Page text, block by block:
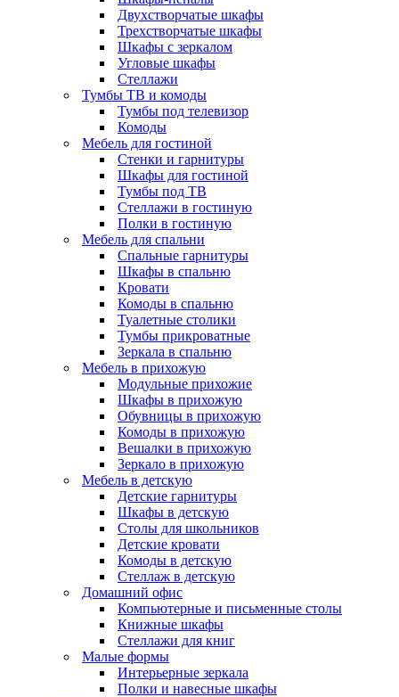
Двухстворчатые шкафы
Трехстворчатые шкафы
Шкафы с зеркалом
Угловые шкафы
Стеллажи
Тумбы ТВ и комоды
Тумбы под телевизор
Комоды
Мебель для гостиной
Стенки и гарнитуры
Шкафы для гостиной
Тумбы под ТВ
Стеллажи в гостиную
Полки в гостиную
Мебель для спальни
Спальные гарнитуры
Шкафы в спальню
Кровати
Комоды в спальню
Туалетные столики
Тумбы прикроватные
Зеркала в спальню
Мебель в прихожую
Модульные прихожие
Шкафы в прихожую
Обувницы в прихожую
Комоды в прихожую
Вешалки в прихожую
Зеркало в прихожую
Мебель в детскую
Детские гарнитуры
Шкафы в детскую
Столы для школьников
Детские кровати
Комоды в детскую
Стеллаж в детскую
Домашний офис
Компьютерные и письменные столы
Книжные шкафы
Стеллажи для книг
Малые формы
Интерьерные зеркала
Полки и навесные шкафы